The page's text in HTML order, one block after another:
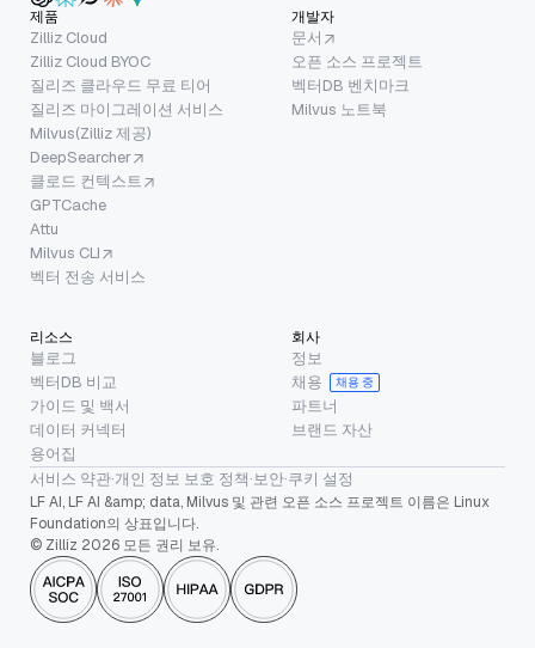
제품
Zilliz Cloud
Zilliz Cloud BYOC
질리즈 클라우드 무료 티어
질리즈 마이그레이션 서비스
Milvus(Zilliz 제공)
DeepSearcher
클로드 컨텍스트
GPTCache
Attu
Milvus CLI
벡터 전송 서비스
개발자
문서
오픈 소스 프로젝트
벡터DB 벤치마크
Milvus 노트북
리소스
블로그
벡터DB 비교
가이드 및 백서
데이터 커넥터
용어집
회사
정보
채용
채용 중
파트너
브랜드 자산
서비스 약관·개인 정보 보호 정책·보안·쿠키 설정
LF AI, LF AI &amp; data, Milvus 및 관련 오픈 소스 프로젝트 이름은 Linux
Foundation의 상표입니다.
© Zilliz 2026 모든 권리 보유.